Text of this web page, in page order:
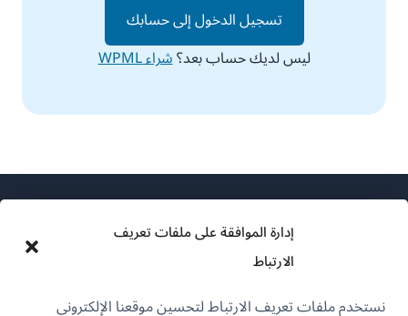
إدارة الموافقة على ملفات تعريف
الارتباط
نستخدم ملفات تعريف الارتباط لتحسين موقعنا الإلكتروني
تسجيل الدخول إلى حسابك
ليس لديك حساب بعد؟شراء WPML
عن WPML